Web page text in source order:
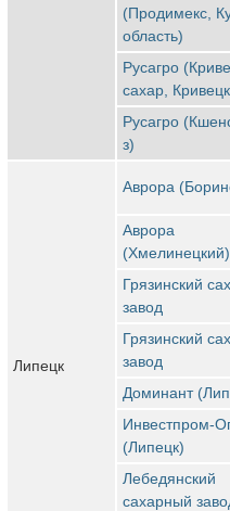
(Продимекс,
область)
Русагро
сахар,
Русагро
з)
Липецк
Аврора
Аврора
(Хмелинецкий)
Грязинский
завод
Грязинский
завод
Доминант
Инвестпром-
(Липецк)
Лебедянский
сахарный